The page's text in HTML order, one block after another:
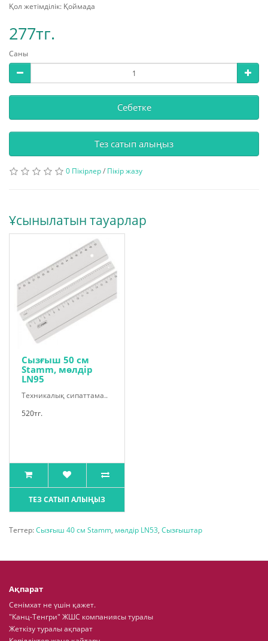
Қол жетімділік: Қоймада
277тг.
Саны
Себетке
Тез сатып алыңыз
0 Пікірлер/ Пікір жазу
Ұсынылатын тауарлар
Сызғыш 50 см
Stamm, мөлдір
LN95
Техникалық сипаттама..
520тг.
ТЕЗ САТЫП АЛЫҢЫЗ
Тегтер:Сызғыш 40 см Stamm, мөлдір LN53, Сызғыштар
Ақпарат
Сенімхат не үшін қажет.
"Канц-Тенгри" ЖШС компаниясы туралы
Жеткізу туралы ақпарат